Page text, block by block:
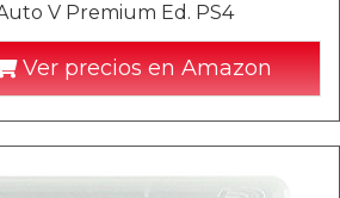
V Premium Ed. PS4
Ver precios en Amazon